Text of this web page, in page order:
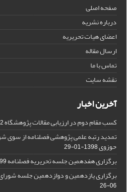
صفحه اصلی
درباره نشریه
اعضای هیات تحریریه
ارسال مقاله
تماس با ما
نقشه سایت
آخرین اخبار
کسب مقام دوم در ارزیابی مقالات پژوهشگاه
تمدید رتبه علمی پژوهشی فصلنامه از سوی
حوزوی1398-01-29
برگزاری هفدهمین جلسه تحریریه فصلنامه24
برگزاری یازدهمین و دوازدهمین جلسه
06-26